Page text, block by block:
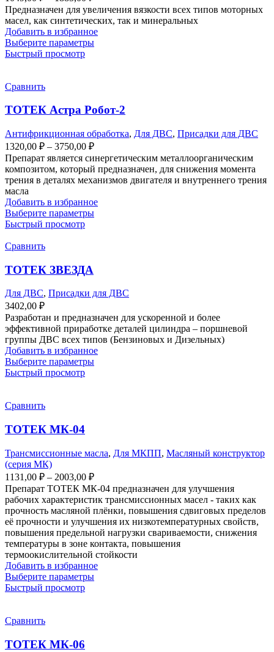
Предназначен для увеличения вязкости всех типов моторных
масел, как синтетических, так и минеральных
Добавить в избранное
Выберите параметры
Быстрый просмотр
Сравнить
ТОТЕК Астра Робот-2
Антифрикционная обработка, Для ДВС, Присадки для ДВС
1320,00 ₽ – 3750,00 ₽
Препарат является синергетическим металлоорганическим
композитом, который предназначен, для снижения момента
трения в деталях механизмов двигателя и внутреннего трения
масла
Добавить в избранное
Выберите параметры
Быстрый просмотр
Сравнить
ТОТЕК ЗВЕЗДА
Для ДВС, Присадки для ДВС
3402,00 ₽
Разработан и предназначен для ускоренной и более
эффективной приработке деталей цилиндра – поршневой
группы ДВС всех типов (Бензиновых и Дизельных)
Добавить в избранное
Выберите параметры
Быстрый просмотр
Сравнить
ТОТЕК МК-04
Трансмиссионные масла, Для МКПП, Масляный конструктор
(серия МК)
1131,00 ₽ – 2003,00 ₽
Препарат ТОТЕК МК-04 предназначен для улучшения
рабочих характеристик трансмиссионных масел - таких как
прочность масляной плёнки, повышения сдвиговых пределов
её прочности и улучшения их низкотемпературных свойств,
повышения предельной нагрузки свариваемости, снижения
температуры в зоне контакта, повышения
термоокислительной стойкости
Добавить в избранное
Выберите параметры
Быстрый просмотр
Сравнить
ТОТЕК МК-06